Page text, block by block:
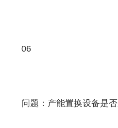
06
问题：产能置换设备是